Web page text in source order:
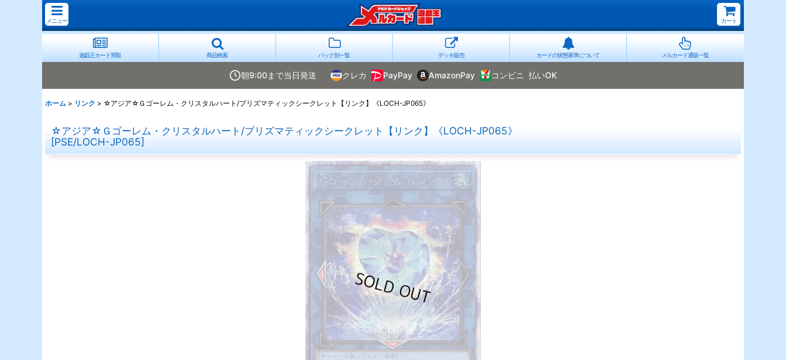
メニュー カート
遊戯王カード買取 商品検索 パック別一覧 デッキ販売 カードの状態基準について メルカード通販一覧
朝9:00まで当日発送 クレカ PayPay AmazonPay コンビニ 払いOK
ホーム > リンク > ☆アジア☆Ｇゴーレム・クリスタルハート/プリズマティックシークレット【リンク】《LOCH-JP065》
☆アジア☆Ｇゴーレム・クリスタルハート/プリズマティックシークレット【リンク】《LOCH-JP065》
[PSE/LOCH-JP065]